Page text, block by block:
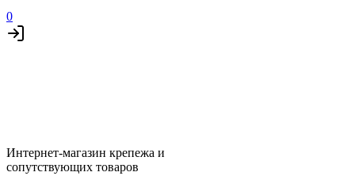
0
Интернет-магазин крепежа и
сопутствующих товаров